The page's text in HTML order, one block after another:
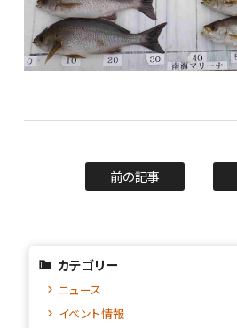
前の記事
カテゴリー
ニュース
イベント情報